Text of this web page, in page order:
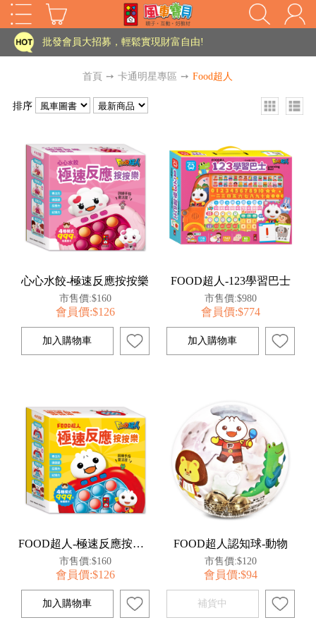
HOT
家長樂了!「風車書版集團暨FOOD超人企業總部」目前正興建中!
批發會員大招募，輕鬆實現財富自由!
老師您好!!幼教會員火熱招募中~
家長樂了!「風車書版集團暨FOOD超人企業總部」目前正興建中!
批發會員大招募，輕鬆實現財富自由!
如需更改或重開發票 需在訂單成立三天內通知客服 寄回發票需附上回郵郵票
老師您好!!幼教會員火熱招募中~
首頁 ➙ 卡通明星專區 ➙ Food超人
排序
心心水餃-極速反應按按樂
市售價:$160
會員價:$126
FOOD超人-123學習巴士
市售價:$980
會員價:$774
FOOD超人-極速反應按按樂
市售價:$160
會員價:$126
FOOD超人認知球-動物
市售價:$120
會員價:$94